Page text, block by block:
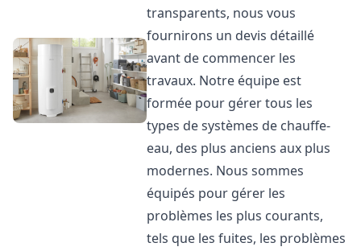
transparents, nous vous
fournirons un devis détaillé
avant de commencer les
travaux. Notre équipe est
formée pour gérer tous les
types de systèmes de chauffe-
eau, des plus anciens aux plus
modernes. Nous sommes
équipés pour gérer les
problèmes les plus courants,
tels que les fuites, les problèmes